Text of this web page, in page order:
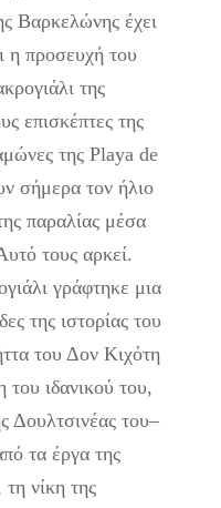
Βαρκελώνης έχει
η προσευχή του
της
επισκέπτες της
της Playa de
σήμερα τον ήλιο
παραλίας μέσα
τους αρκεί.
γράφτηκε μια
της ιστορίας του
του Δον Κιχότη
ιδανικού του,
Δουλτσινέας του–
τα έργα της
νίκη της